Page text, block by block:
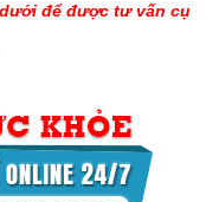
dưới để được tư vấn cụ